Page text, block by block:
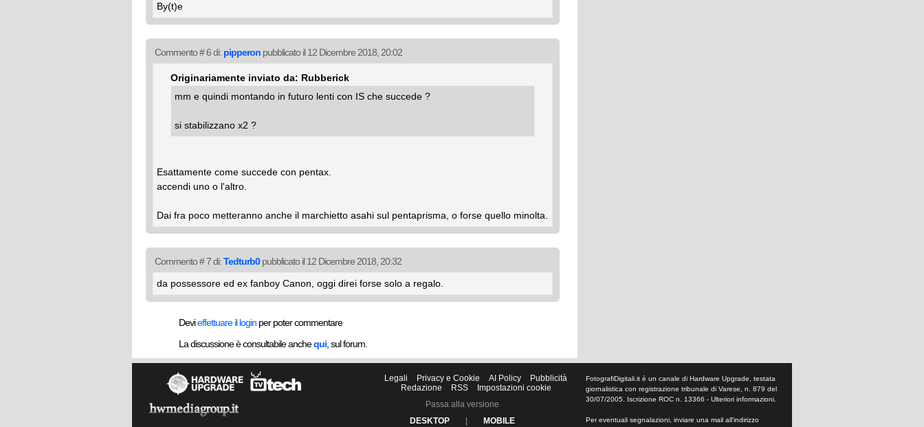
By(t)e
Commento # 6 di: pipperon pubblicato il 12 Dicembre 2018, 20:02
Originariamente inviato da: Rubberick
mm e quindi montando in futuro lenti con IS che succede ?
si stabilizzano x2 ?
Esattamente come succede con pentax.
accendi uno o l'altro.
Dai fra poco metteranno anche il marchietto asahi sul pentaprisma, o forse quello minolta.
Commento # 7 di:Tedturb0pubblicato il 12 Dicembre 2018, 20:32
da possessore ed ex fanboy Canon, oggi direi forse solo a regalo.
Devieffettuare il login per poter commentare
La discussione è consultabile anchequi , sul forum.
Legali Privacy e Cookie AI Policy
Pubblicità
Redazione
RSS
Impostazioni cookie
Passa alla versione
DESKTOP
MOBILE
FotografiDigitali.it è un canale di Hardware Upgrade, testata
giornalistica con registrazione tribunale di Varese, n. 879 del
30/07/2005. Iscrizione ROC n. 13366 - Ulteriori informazioni
Per eventuali segnalazioni, inviare una mail all'indirizzo